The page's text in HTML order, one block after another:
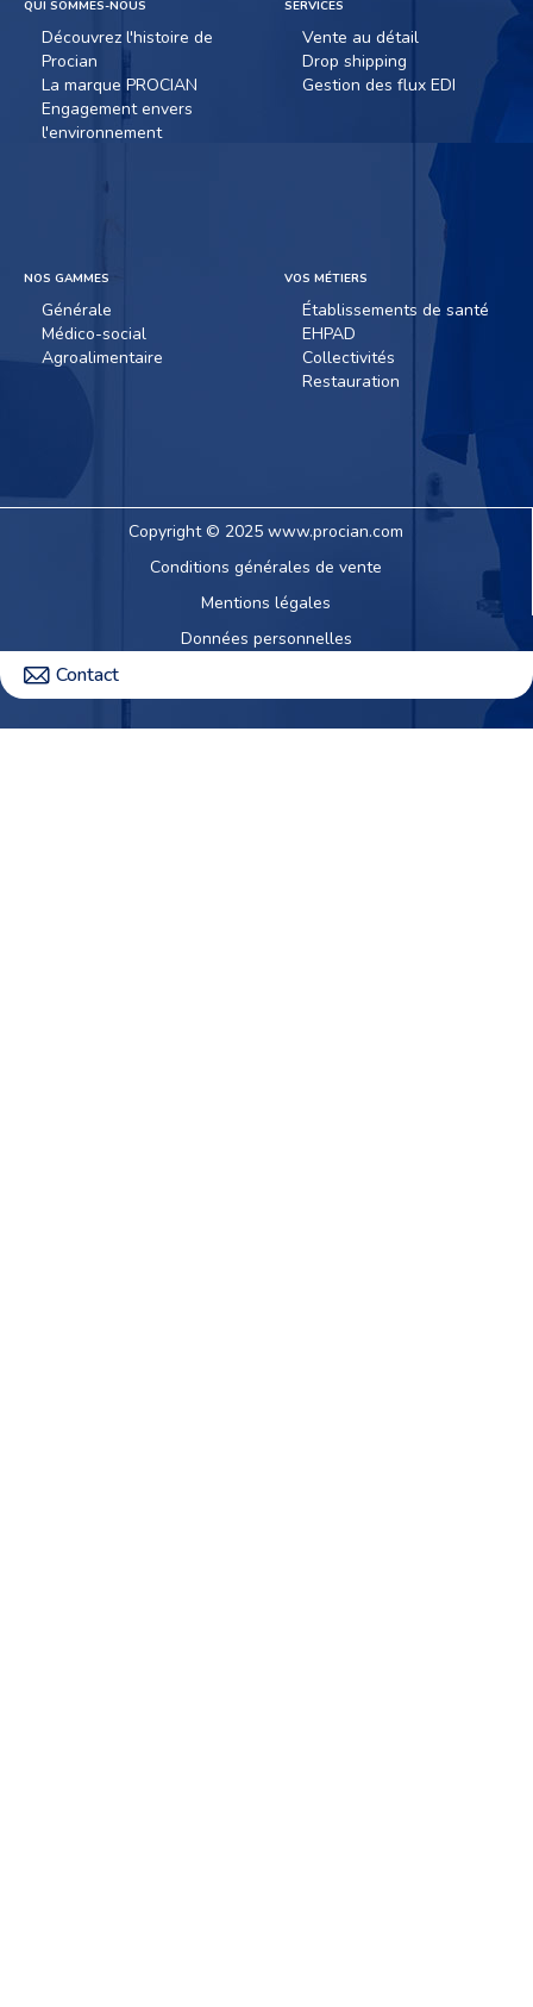
QUI SOMMES-NOUS
Découvrez l'histoire de
Procian
La marque PROCIAN
Engagement envers
l'environnement
SERVICES
Vente au détail
Drop shipping
Gestion des flux EDI
NOS GAMMES
Générale
Médico-social
Agroalimentaire
VOS MÉTIERS
Établissements de santé
EHPAD
Collectivités
Restauration
Copyright © 2025 www.procian.com
Conditions générales de vente
Mentions légales
Données personnelles
Contact